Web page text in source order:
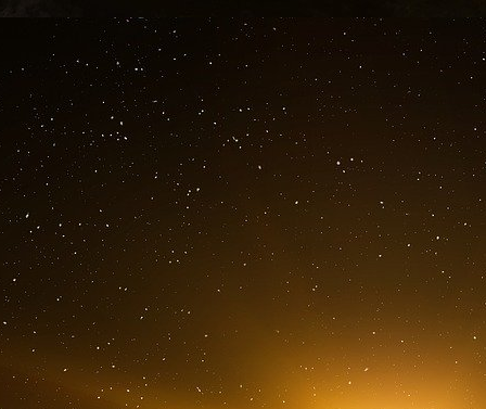
afin que celle-ci soit bien positionnée dans
L’Ukraine doit recevoir des « garanties »
lorsque les hostilités cesseront, et
processus, a-t-il déclaré. Keith Kellogg,
l’Ukraine, a laissé entendre que des
100 jours, mais le scepticisme reste de mise
Le président français a également fait état
l’importance stratégique émergente du
des priorités mondiales, que la communauté
s’est engagé à acheter le territoire de
Par ailleurs, le président ukrainien
discuté avec M. Macron du déploiement
tant que forces de maintien de la paix.
importants, notamment la possibilité d’une